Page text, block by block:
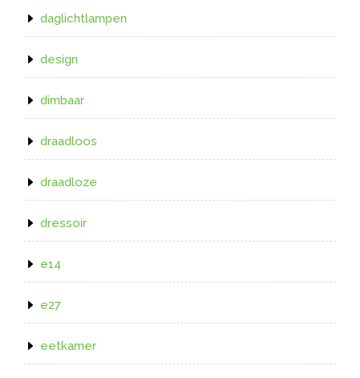
daglichtlampen
design
dimbaar
draadloos
draadloze
dressoir
e14
e27
eetkamer